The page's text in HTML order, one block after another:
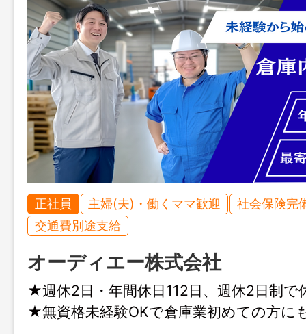
正社員 主婦(夫)・働くママ歓迎
社会保険完
交通費別途支給
オーディエー株式会社
★週休2日・年間休日112日、週休2日制で
★無資格未経験OKで倉庫業初めての方